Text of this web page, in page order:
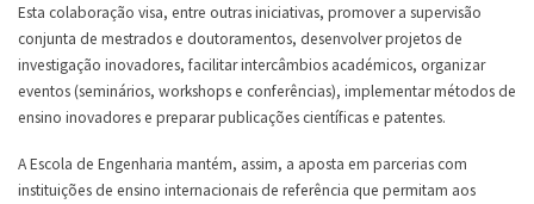
Esta colaboração visa, entre outras iniciativas, promover a supervisão
conjunta de mestrados e doutoramentos, desenvolver projetos de
investigação inovadores, facilitar intercâmbios académicos, organizar
eventos (seminários, workshops e conferências), implementar métodos de
ensino inovadores e preparar publicações científicas e patentes.
A Escola de Engenharia mantém, assim, a aposta em parcerias com
instituições de ensino internacionais de referência que permitam aos